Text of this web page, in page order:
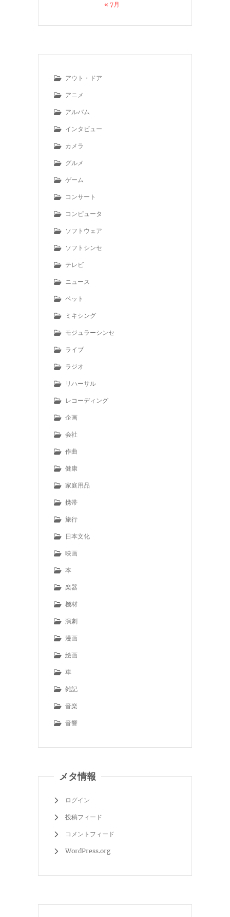
« 7月
アウト・ドア
アニメ
アルバム
インタビュー
カメラ
グルメ
ゲーム
コンサート
コンピュータ
ソフトウェア
ソフトシンセ
テレビ
ニュース
ペット
ミキシング
モジュラーシンセ
ライブ
ラジオ
リハーサル
レコーディング
企画
会社
作曲
健康
家庭用品
携帯
旅行
日本文化
映画
本
楽器
機材
演劇
漫画
絵画
車
雑記
音楽
音響
メタ情報
ログイン
投稿フィード
コメントフィード
WordPress.org